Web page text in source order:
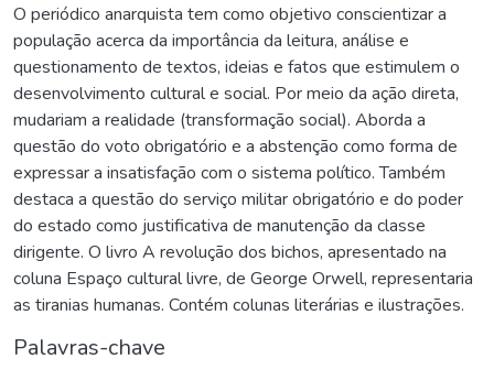
O periódico anarquista tem como objetivo conscientizar a
população acerca da importância da leitura, análise e
questionamento de textos, ideias e fatos que estimulem o
desenvolvimento cultural e social. Por meio da ação direta,
mudariam a realidade (transformação social). Aborda a
questão do voto obrigatório e a abstenção como forma de
expressar a insatisfação com o sistema político. Também
destaca a questão do serviço militar obrigatório e do poder
do estado como justificativa de manutenção da classe
dirigente. O livro A revolução dos bichos, apresentado na
coluna Espaço cultural livre, de George Orwell, representaria
as tiranias humanas. Contém colunas literárias e ilustrações.
Palavras-chave